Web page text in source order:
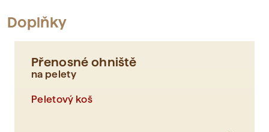
Nebyly nalezeny žádné produkty.
Články
Nebyly nalezeny žádné články.
Doplňky
Přenosné ohniště
na pelety
Peletový koš